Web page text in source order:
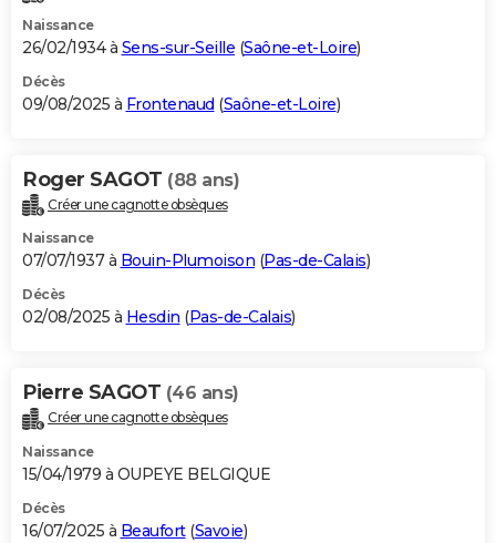
Naissance
26/02/1934 à Sens-sur-Seille (Saône-et-Loire)
Décès
09/08/2025 à Frontenaud (Saône-et-Loire)
Roger SAGOT (88 ans)
Créer une cagnotte obsèques
Naissance
07/07/1937 à Bouin-Plumoison (Pas-de-Calais)
Décès
02/08/2025 à Hesdin (Pas-de-Calais)
Pierre SAGOT (46 ans)
Créer une cagnotte obsèques
Naissance
15/04/1979 à OUPEYE BELGIQUE
Décès
16/07/2025 à Beaufort(Savoie)